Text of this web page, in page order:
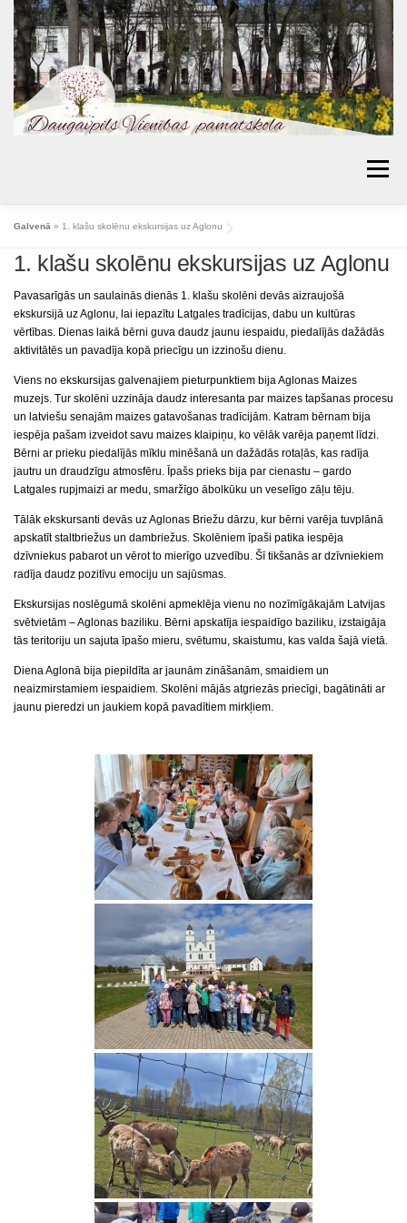
Skip
content
Menu
AKTUALITĀTES PAR SKOLU
VECĀKIEM BIBLIOTĒKA PROJEKTI
KONTAKTI TOPOŠIE PIRMKLASNIEKI
SKOLAS PADOME MŪSU SASNIEGUMI
Galvenā » 1. klašu skolēnu ekskursijas uz Aglonu
1. klašu skolēnu ekskursijas uz Aglonu
Pavasarīgās un saulainās dienās 1. klašu skolēni devās aizraujošā
ekskursijā uz Aglonu, lai iepazītu Latgales tradīcijas, dabu un kultūras
vērtības. Dienas laikā bērni guva daudz jaunu iespaidu, piedalījās dažādās
aktivitātēs un pavadīja kopā priecīgu un izzinošu dienu.
Viens no ekskursijas galvenajiem pieturpunktiem bija Aglonas Maizes
muzejs. Tur skolēni uzzināja daudz interesanta par maizes tapšanas procesu
un latviešu senajām maizes gatavošanas tradīcijām. Katram bērnam bija
iespēja pašam izveidot savu maizes klaipiņu, ko vēlāk varēja paņemt līdzi.
Bērni ar prieku piedalījās mīklu minēšanā un dažādās rotaļās, kas radīja
jautru un draudzīgu atmosfēru. Īpašs prieks bija par cienastu – gardo
Latgales rupjmaizi ar medu, smaržīgo ābolkūku un veselīgo zāļu tēju.
Tālāk ekskursanti devās uz Aglonas Briežu dārzu, kur bērni varēja tuvplānā
apskatīt staltbriežus un dambriežus. Skolēniem īpaši patika iespēja
dzīvniekus pabarot un vērot to mierīgo uzvedību. Šī tikšanās ar dzīvniekiem
radīja daudz pozitīvu emociju un sajūsmas.
Ekskursijas noslēgumā skolēni apmeklēja vienu no nozīmīgākajām Latvijas
svētvietām – Aglonas baziliku. Bērni apskatīja iespaidīgo baziliku, izstaigāja
tās teritoriju un sajuta īpašo mieru, svētumu, skaistumu, kas valda šajā vietā.
Diena Aglonā bija piepildīta ar jaunām zināšanām, smaidiem un
neaizmirstamiem iespaidiem. Skolēni mājās atgriezās priecīgi, bagātināti ar
jaunu pieredzi un jaukiem kopā pavadītiem mirkļiem.